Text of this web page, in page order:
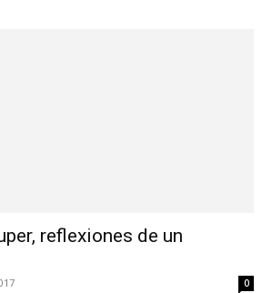
reflexiones de un
0